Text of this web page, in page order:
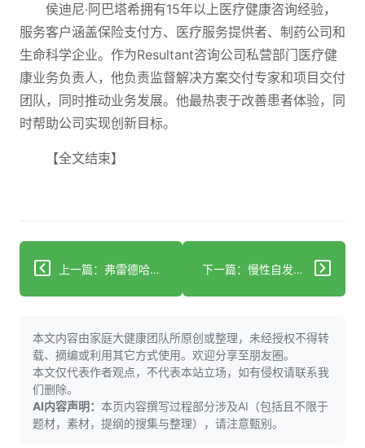
侯迪尼·阿巴塔希拥有15年以上医疗健康咨询经验，
服务客户涵盖保险支付方、医疗服务提供者、制药公司和
生命科学企业。作为Resultant咨询公司私营部门医疗健
康业务负责人，他负责监督解决方案交付专家和项目交付
团队，同时推动业务发展。他最热衷于改善患者体验，同
时帮助公司实现创新目标。
【全文结束】
上一篇：弗雷德哈钦森癌症研究中心牵头新AI平台旨在加速癌症研究突破 下一篇：慢性自发性荨麻疹、白癜风与桥本甲状腺炎的共享免疫病理机制：氧化应激与维生素D的作用
本文内容由家庭大健康团队所原创或整理，未经授权不得转
载、摘编或利用其它方式使用。欢迎分享至朋友圈。
本文仅代表作者观点，不代表本站立场，如有侵权请联系我
们删除。
AI内容声明： 本页内容撰写过程部分涉及AI（包括且不限于
题材，素材，提纲的搜集与整理），请注意甄别。